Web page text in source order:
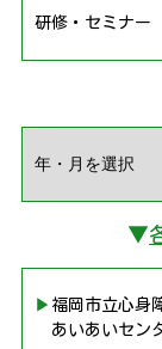
研修・セミナー
▼
▶︎福岡市立心身
あいあいセン